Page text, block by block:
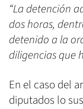
“La detención
dos horas,
detenido a la
diligencias que
En el caso del
diputados lo